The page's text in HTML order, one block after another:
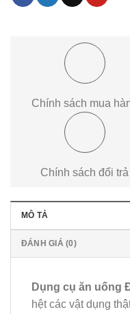
Chính sách mua
Chính sách đổi trả
MÔ TẢ
ĐÁNH GIÁ (0)
Dụng cụ ăn uống
hệt các vật dụng